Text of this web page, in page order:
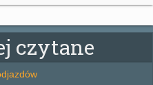
czytane